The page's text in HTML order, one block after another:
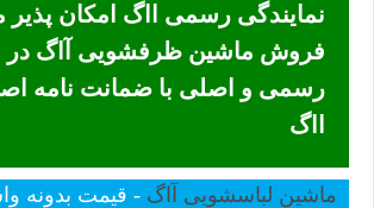
نمایندگی رسمی ااگ امکان پذیر
فروش ماشین ظرفشویی آاگ در
رسمی و اصلی با ضمانت نامه
ااگ
ماشین لباسشویی آاگ - قیمت بدونه